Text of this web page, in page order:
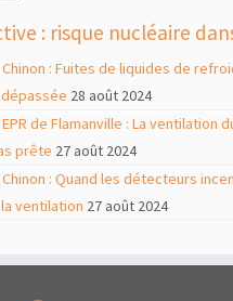
: risque nucléaire
Chinon : Fuites de liquides de
28 août 2024
de Flamanville : La ventilation
prête 27 août 2024
Chinon : Quand les détecteurs
ventilation 27 août 2024